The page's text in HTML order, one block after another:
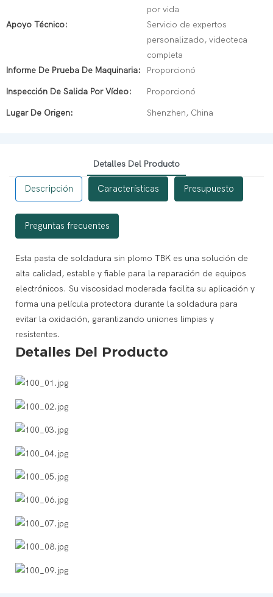
por vida
Apoyo Técnico:
Servicio de expertos
personalizado, videoteca
completa
Informe De Prueba De Maquinaria:
Proporcionó
Inspección De Salida Por Vídeo: Proporcionó
Lugar De Origen: Shenzhen, China
Detalles Del Producto
Descripción Características Presupuesto
Preguntas frecuentes
Esta pasta de soldadura sin plomo TBK es una solución de
alta calidad, estable y fiable para la reparación de equipos
electrónicos. Su viscosidad moderada facilita su aplicación y
forma una película protectora durante la soldadura para
evitar la oxidación, garantizando uniones limpias y
resistentes.
138 °C (baja), 150 °C (media) y 183 °C (alta).
eliminar la necesidad de limpieza después de soldar.
segura de componentes.
medio ambiente.
"suaves y completas".
de teléfonos móviles, reparación de computadoras,
138 °C (temperatura baja), 150 °C (temperatura
Detalles Del Producto